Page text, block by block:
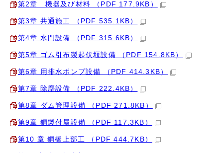
第2章 機器及び材料 （PDF 177.9KB）
第3章 共通施工 （PDF 535.1KB）
第4章 水門設備 （PDF 315.6KB）
第5章 ゴム引布製起伏堰設備 （PDF 154.8KB）
第6章 用排水ポンプ設備 （PDF 414.3KB）
第7章 除塵設備 （PDF 222.4KB）
第8章 ダム管理設備 （PDF 271.8KB）
第9章 鋼製付属設備 （PDF 117.3KB）
第10 章 鋼橋上部工 （PDF 444.7KB）